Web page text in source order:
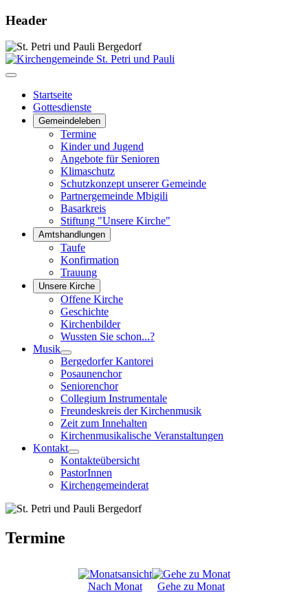
Header
Startseite
Gottesdienste
Gemeindeleben
Termine
Kinder und Jugend
Angebote für Senioren
Klimaschutz
Schutzkonzept unserer Gemeinde
Partnergemeinde Mbigili
Basarkreis
Stiftung "Unsere Kirche"
Amtshandlungen
Taufe
Konfirmation
Trauung
Unsere Kirche
Offene Kirche
Geschichte
Kirchenbilder
Wussten Sie schon...?
Musik
Bergedorfer Kantorei
Posaunenchor
Seniorenchor
Collegium Instrumentale
Freundeskreis der Kirchenmusik
Zeit zum Innehalten
Kirchenmusikalische Veranstaltungen
Kontakt
Kontakteübersicht
PastorInnen
Kirchengemeinderat
Termine
Nach Monat Gehe zu Monat